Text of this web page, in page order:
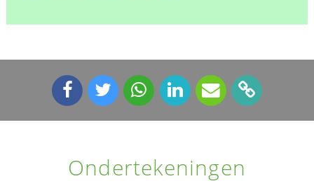
Ondertekeningen